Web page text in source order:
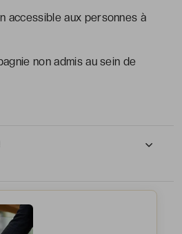
accessible aux personnes à
non admis au sein de